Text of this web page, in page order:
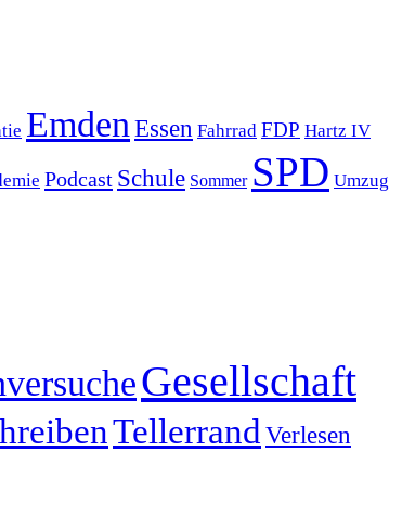
EmdenEssen Fahrrad FDP Hartz IV
Podcast Schule Sommer SPD Umzug
Gesellschaft
Tellerrand Verlesen